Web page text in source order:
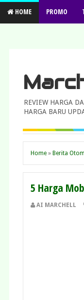
HOME PROMO
REVIEW HARGA
HARGA BARU
Home » Berita
5 Harga
AI MARCHELL